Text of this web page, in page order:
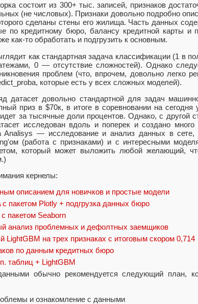
состоит из 300+ тыс. записей, признаков
(не числовых). Признаки довольно подробно
сделаны стены его жилища. Часть данных
по кредитному бюро, балансу кредитной карты и
как-то обработать и подгрузить к основным.
как стандартная задача классификации (1 в
0 — отсутствие сложностей). Однако
проблем (что, впрочем, довольно легко
которые есть у всех сложных моделей).
датасет довольно стандартной для задач
приз в $70к, в итоге в соревновании на
за тысячные доли процентов. Однако, с другой
исследован вдоль и поперек и создано
Analisys — исследование и анализ данных в сете,
(работа с признаками) и с интересными
который может выложить любой желающий,
кернелы:
описанием для новичков и простые модели
с пакетом Plotly + подгрузка данных бюро
пакетом Seaborn
анализ проблемных и дефолтных заемщиков
LightGBM на трех признаках с итоговым скором 0,714
по данным кредитных бюро
таблиц + LightGBM
обычно рекомендуется следующий план,
и ознакомление с данными